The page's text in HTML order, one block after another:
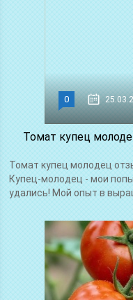
0
Томат купец
Томат купец молодец
Купец-молодец - мои
удались! Мой опыт в